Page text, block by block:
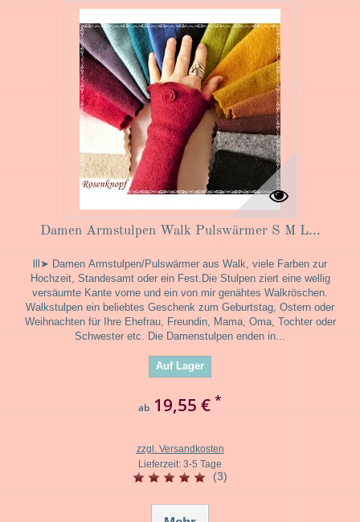
Damen Armstulpen Walk Pulswärmer S M L...
lll➤ Damen Armstulpen/Pulswärmer aus Walk, viele Farben zur
Hochzeit, Standesamt oder ein Fest.Die Stulpen ziert eine wellig
versäumte Kante vorne und ein von mir genähtes Walkröschen.
Walkstulpen ein beliebtes Geschenk zum Geburtstag, Ostern oder
Weihnachten für Ihre Ehefrau, Freundin, Mama, Oma, Tochter oder
Schwester etc. Die Damenstulpen enden in...
Auf Lager
ab 19,55 € *
zzgl. Versandkosten
Lieferzeit: 3-5 Tage
(3)